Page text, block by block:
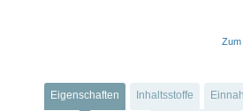
Zum
Eigenschaften Inhaltsstoffe